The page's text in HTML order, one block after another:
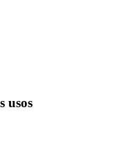
usos